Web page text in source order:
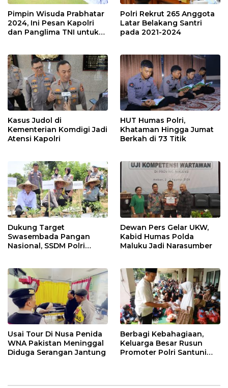
Pimpin Wisuda Prabhatar
2024, Ini Pesan Kapolri
dan Panglima TNI untuk
Polri Rekrut 265 Anggota
Latar Belakang Santri
pada 2021-2024
Kasus Judol di
Kementerian Komdigi Jadi
Atensi Kapolri
HUT Humas Polri,
Khataman Hingga Jumat
Berkah di 73 Titik
Dukung Target
Swasembada Pangan
Nasional, SSDM Polri
Program Pertanian Yang
Melibatkan Masyarakat
Dewan Pers Gelar UKW,
Kabid Humas Polda
Maluku Jadi Narasumber
Usai Tour Di Nusa Penida
WNA Pakistan Meninggal
Diduga Serangan Jantung
Berbagi Kebahagiaan,
Keluarga Besar Rusun
Promoter Polri Santuni